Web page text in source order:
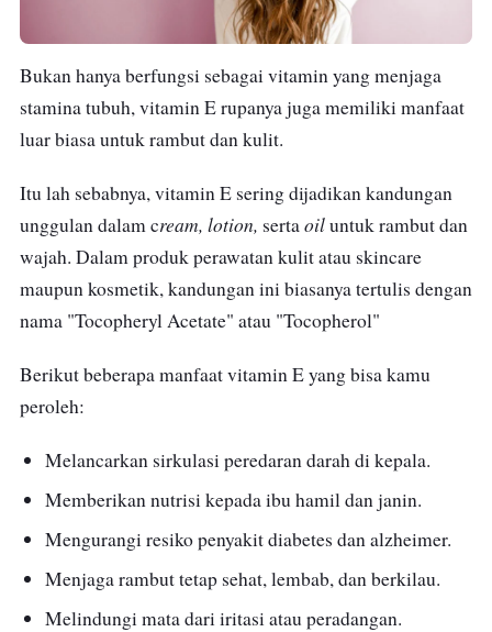
Bukan hanya berfungsi sebagai vitamin yang menjaga
stamina tubuh, vitamin E rupanya juga memiliki manfaat
luar biasa untuk rambut dan kulit.
Itu lah sebabnya, vitamin E sering dijadikan kandungan
unggulan dalam cream, lotion, sertaoiluntuk rambut dan
wajah. Dalam produk perawatan kulit atau skincare
maupun kosmetik, kandungan ini biasanya tertulis dengan
nama "Tocopheryl Acetate" atau "Tocopherol"
Berikut beberapa manfaat vitamin E yang bisa kamu
peroleh:
Melancarkan sirkulasi peredaran darah di kepala.
Memberikan nutrisi kepada ibu hamil dan janin.
Mengurangi resiko penyakit diabetes dan alzheimer.
Menjaga rambut tetap sehat, lembab, dan berkilau.
Melindungi mata dari iritasi atau peradangan.